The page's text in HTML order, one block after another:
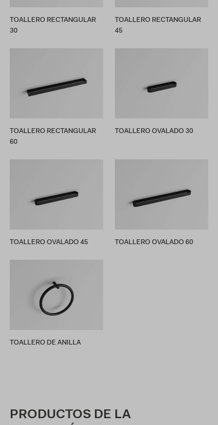
TOALLERO RECTANGULAR
30
TOALLERO RECTANGULAR
45
TOALLERO RECTANGULAR
60
TOALLERO OVALADO 30
TOALLERO OVALADO 45 TOALLERO OVALADO 60
TOALLERO DE ANILLA
PRODUCTOS DE LA